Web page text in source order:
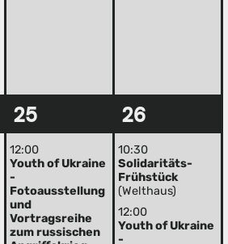
25
12:00
Youth of Ukraine
-
Fotoausstellung
und
Vortragsreihe
zum russischen
26
10:30
Solidaritäts-
Frühstück
(Welthaus)
12:00
Youth of Ukraine
-